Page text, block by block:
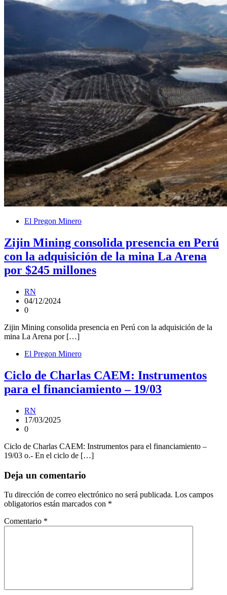
El Pregon Minero
Zijin Mining consolida presencia en Perú
con la adquisición de la mina La Arena
por $245 millones
RN
04/12/2024
0
Zijin Mining consolida presencia en Perú con la adquisición de la
mina La Arena por […]
El Pregon Minero
Ciclo de Charlas CAEM: Instrumentos
para el financiamiento – 19/03
RN
17/03/2025
0
Ciclo de Charlas CAEM: Instrumentos para el financiamiento –
19/03 o.- En el ciclo de […]
Deja un comentario
Tu dirección de correo electrónico no será publicada. Los campos
obligatorios están marcados con *
Comentario *